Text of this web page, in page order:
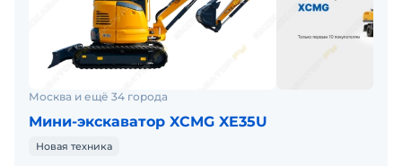
Москва и ещё 34 города
Мини-экскаватор XCMG XE35U
Новая техника